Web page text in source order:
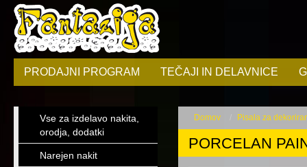
PRODAJNI PROGRAM TEČAJI IN DELAVNICE
Vse za izdelavo nakita,
orodja, dodatki
Narejen nakit
Domov Pisala za
PORCELAN